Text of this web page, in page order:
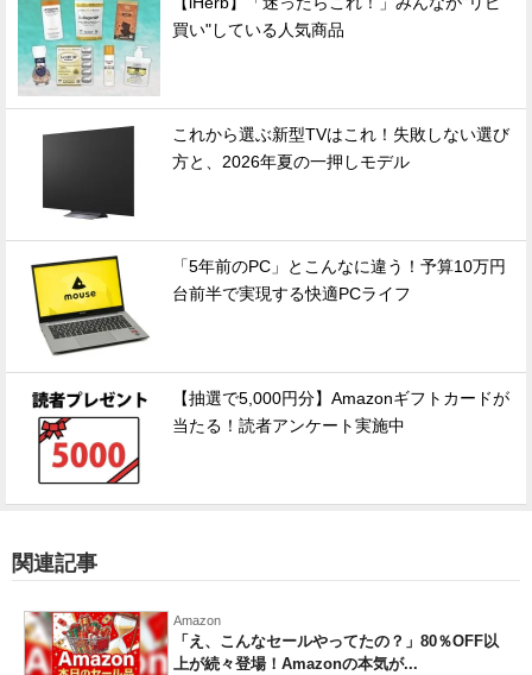
買い"している人気商品
これから選ぶ新型TVはこれ！失敗しない選び
方と、2026年夏の一押しモデル
「5年前のPC」とこんなに違う！予算10万円
台前半で実現する快適PCライフ
【抽選で5,000円分】Amazonギフトカードが
当たる！読者アンケート実施中
関連記事
Amazon
「え、こんなセールやってたの？」80％OFF以
上が続々登場！Amazonの本気が...